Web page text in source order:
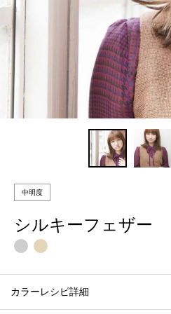
中明度
シルキーフェザー
カラーレシピ詳細